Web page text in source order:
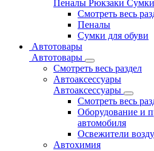
Пеналы Рюкзаки Сумки
Смотреть весь
Пеналы
Сумки для обуви
Автотовары
Автотовары
Смотреть весь раздел
Автоаксессуары
Автоаксессуары
Смотреть весь
Оборудование и
автомобиля
Освежители
Автохимия